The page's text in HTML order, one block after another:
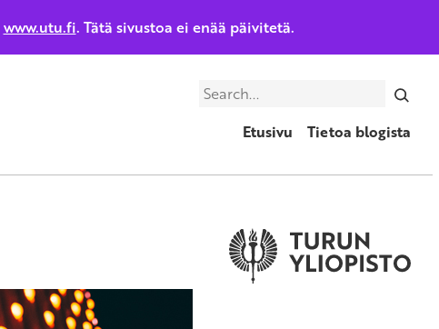
Search
Etusivu
Tietoa blogista
www.utu.fi. Tätä sivustoa ei enää päivitetä.